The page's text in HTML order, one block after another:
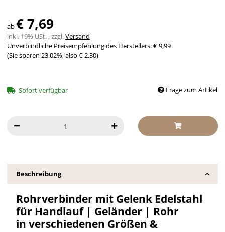
ab€ 7,69
inkl. 19% USt. , zzgl.Versand
Unverbindliche Preisempfehlung des Herstellers:€ 9,99
(Sie sparen 23.02%, also € 2,30)
Sofort verfügbar Frage zum Artikel
Beschreibung
Rohrverbinder mit Gelenk Edelstahl
für Handlauf | Geländer | Rohr
in verschiedenen Größen &